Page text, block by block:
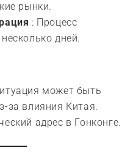
рынки.
: Процесс
дней.
может быть
за влияния Китая.
адрес в Гонконге.